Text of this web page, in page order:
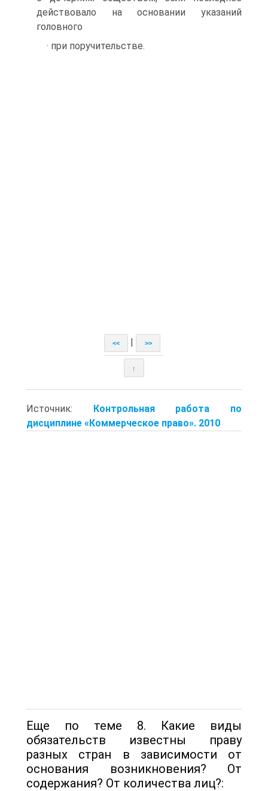
действовало на основании указаний
головного
· при поручительстве.
<< >>
↑
Источник: Контрольная работа по
дисциплине «Коммерческое право». 2010
Еще по теме 8. Какие виды
обязательств известны праву
разных стран в зависимости от
основания возникновения? От
содержания? От количества лиц?: